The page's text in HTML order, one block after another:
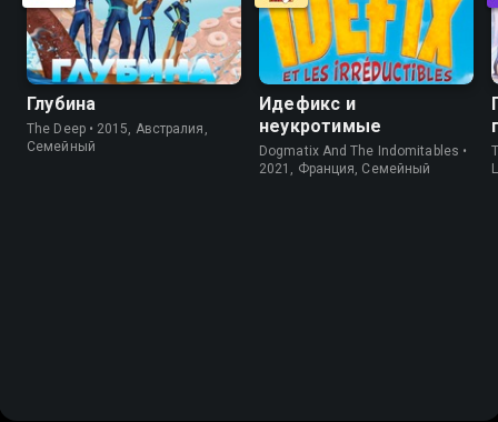
Глубина
The Deep • 2015, Австралия,
Cемейный
Идефикс и
неукротимые
Dogmatix And The Indomitables •
2021, Франция, Cемейный